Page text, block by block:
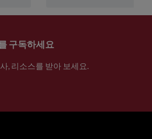
구독하세요
, 리소스를 받아 보세요.